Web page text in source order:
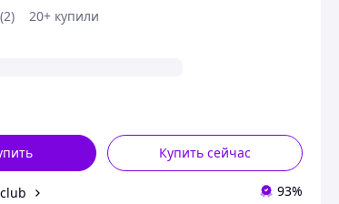
(2)
20+ купили
Купить сейчас
93%